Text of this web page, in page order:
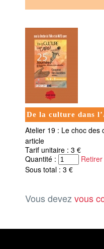
De la culture dans
Atelier 19 : Le choc des
article
Tarif unitaire : 3 €
Quantité :
Sous total : 3 €
Vous devezvous